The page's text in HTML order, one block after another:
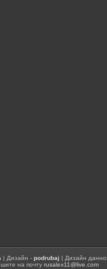
| Дизайн -podrubaj | Дизайн
на почтуrusalex11@live.com